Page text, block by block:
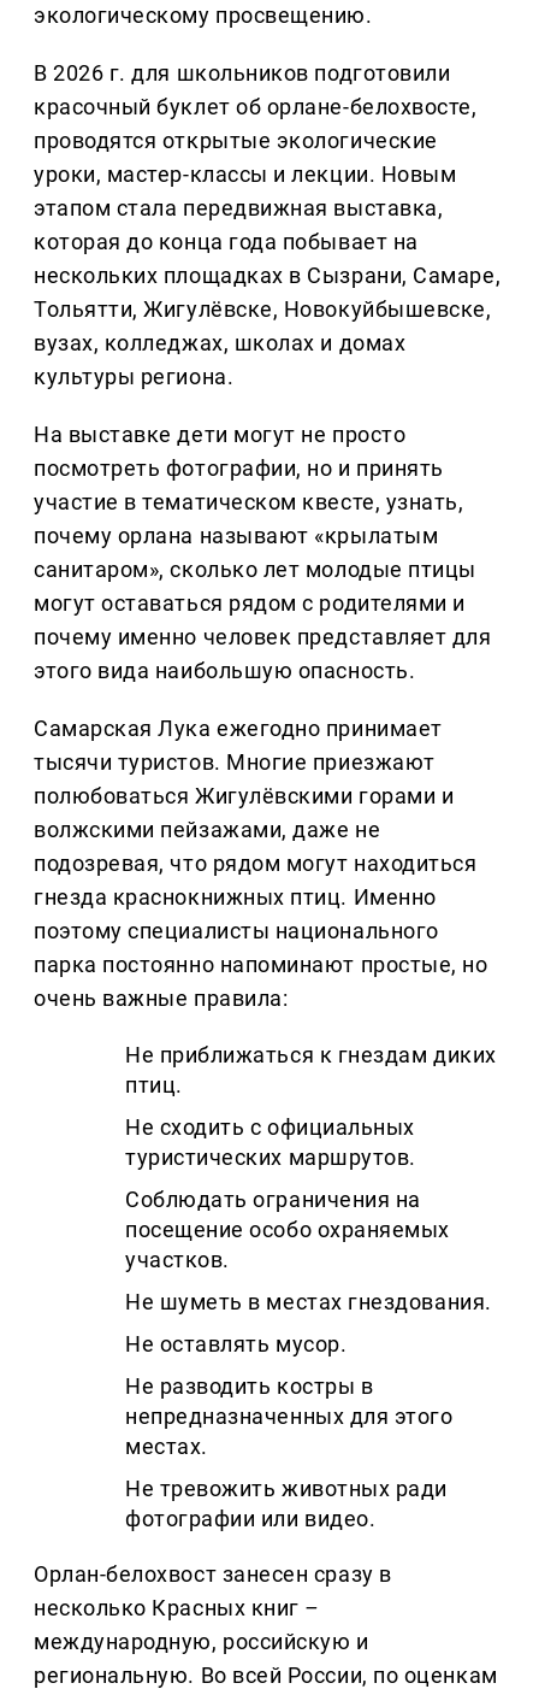
экологическому просвещению.
В 2026 г. для школьников подготовили
красочный буклет об орлане-белохвосте,
проводятся открытые экологические
уроки, мастер-классы и лекции. Новым
этапом стала передвижная выставка,
которая до конца года побывает на
нескольких площадках в Сызрани, Самаре,
Тольятти, Жигулёвске, Новокуйбышевске,
вузах, колледжах, школах и домах
культуры региона.
На выставке дети могут не просто
посмотреть фотографии, но и принять
участие в тематическом квесте, узнать,
почему орлана называют «крылатым
санитаром», сколько лет молодые птицы
могут оставаться рядом с родителями и
почему именно человек представляет для
этого вида наибольшую опасность.
Самарская Лука ежегодно принимает
тысячи туристов. Многие приезжают
полюбоваться Жигулёвскими горами и
волжскими пейзажами, даже не
подозревая, что рядом могут находиться
гнезда краснокнижных птиц. Именно
поэтому специалисты национального
парка постоянно напоминают простые, но
очень важные правила:
Не приближаться к гнездам диких
птиц.
Не сходить с официальных
туристических маршрутов.
Соблюдать ограничения на
посещение особо охраняемых
участков.
Не шуметь в местах гнездования.
Не оставлять мусор.
Не разводить костры в
непредназначенных для этого
местах.
Не тревожить животных ради
фотографии или видео.
Орлан-белохвост занесен сразу в
несколько Красных книг –
международную, российскую и
региональную. Во всей России, по оценкам